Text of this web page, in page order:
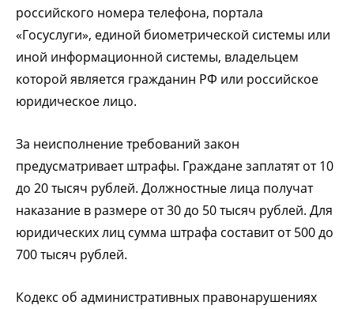
российского номера телефона, портала
«Госуслуги», единой биометрической системы или
иной информационной системы, владельцем
которой является гражданин РФ или российское
юридическое лицо.
За неисполнение требований закон
предусматривает штрафы. Граждане заплатят от 10
до 20 тысяч рублей. Должностные лица получат
наказание в размере от 30 до 50 тысяч рублей. Для
юридических лиц сумма штрафа составит от 500 до
700 тысяч рублей.
Кодекс об административных правонарушениях